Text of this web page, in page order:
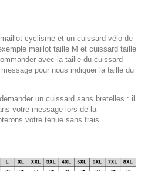
cyclisme et un cuissard vélo de
maillot taille M et cuissard taille
avec la taille du cuissard
pour nous indiquer la taille du
un cuissard sans bretelles : il
votre message lors de la
votre tenue sans frais